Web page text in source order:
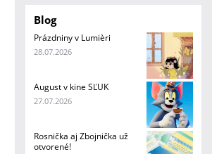
Blog
Prázdniny v Lumièri
28.07.2026
August v kine SĽUK
27.07.2026
Rosnička aj Zbojnička už
otvorené!